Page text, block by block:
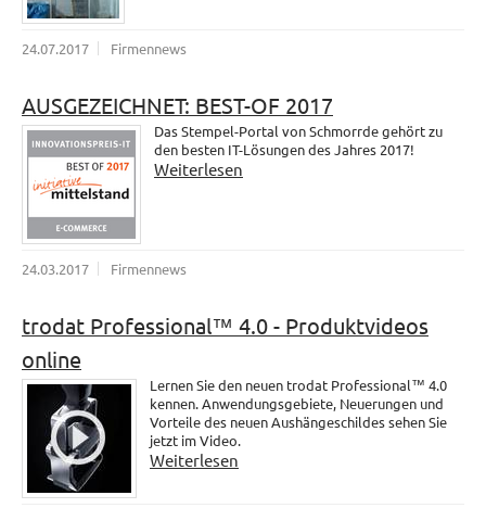
24.07.2017 Firmennews
AUSGEZEICHNET: BEST-OF 2017
Das Stempel-Portal von Schmorrde gehört zu
den besten IT-Lösungen des Jahres 2017!
Weiterlesen
24.03.2017 Firmennews
trodat Professional™ 4.0 - Produktvideos
online
Lernen Sie den neuen trodat Professional™ 4.0
kennen. Anwendungsgebiete, Neuerungen und
Vorteile des neuen Aushängeschildes sehen Sie
jetzt im Video.
Weiterlesen